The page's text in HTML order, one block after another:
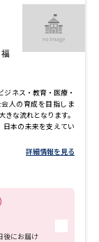
ジネス・教育・医療・
人の育成を目指しま
な流れとなります。
本の未来を支えてい
詳細情報を見る
後にお届け